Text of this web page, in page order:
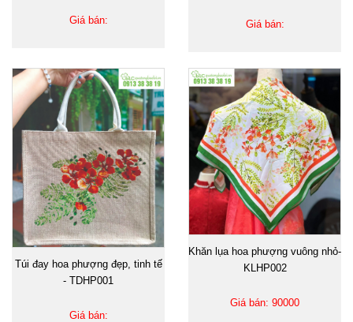
Giá bán: Giá bán:
Túi đay hoa phượng đẹp, tinh tế
- TDHP001
Giá bán:
Khăn lụa hoa phượng vuông nhỏ-
KLHP002
Giá bán: 90000